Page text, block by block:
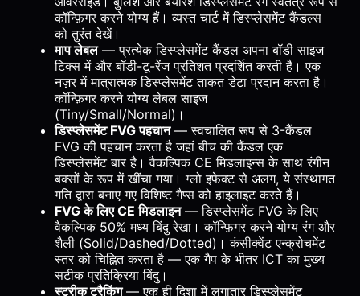
कॉन्फ़िगर करने योग्य हैं। व्यस्त चार्ट में डिस्प्लेसमेंट कैंडल्स
को तुरंत देखें।
माप लेबल— प्रत्येक डिस्प्लेसमेंट कैंडल अपना बॉडी साइज
टिक्स में और बॉडी-टू-रेंज प्रतिशत प्रदर्शित करती है। एक
नज़र में मात्रात्मक डिस्प्लेसमेंट ताकत डेटा प्रदान करता है।
कॉन्फ़िगर करने योग्य लेबल साइज
(Tiny/Small/Normal)।
डिस्प्लेसमेंट FVG पहचान— स्वचालित रूप से 3-कैंडल
FVG की पहचान करता है जहां बीच की कैंडल एक
डिस्प्लेसमेंट बार है। वैकल्पिक CE मिडलाइन्स के साथ रंगीन
बक्सों के रूप में खींचा गया। ग्लो इफेक्ट से अलग, ये संस्थागत
गति द्वारा बनाए गए विशिष्ट गैप्स को हाइलाइट करते हैं।
FVG के लिए CE मिडलाइन— डिस्प्लेसमेंट FVG के लिए
वैकल्पिक 50% मध्य बिंदु रेखा। कॉन्फ़िगर करने योग्य रंग और
शैली (Solid/Dashed/Dotted)। कंसीक्वेंट एन्क्रोचमेंट
स्तर को चिह्नित करता है — एक गैप के भीतर ICT का मुख्य
सटीक प्रतिक्रिया बिंदु।
स्ट्रीक ट्रैकिंग— एक ही दिशा में लगातार डिस्प्लेसमेंट